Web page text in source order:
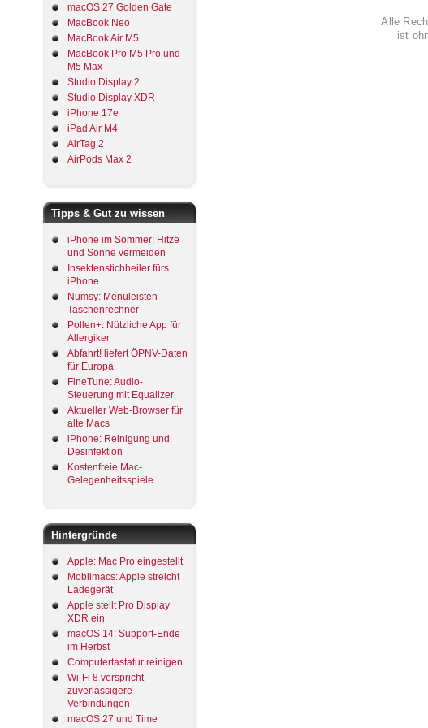
macOS 27 Golden Gate
MacBook Neo
MacBook Air M5
MacBook Pro M5 Pro und
M5 Max
Studio Display 2
Studio Display XDR
iPhone 17e
iPad Air M4
AirTag 2
AirPods Max 2
Tipps & Gut zu wissen
iPhone im Sommer: Hitze
und Sonne vermeiden
Insektenstichheiler fürs
iPhone
Numsy: Menüleisten-
Taschenrechner
Pollen+: Nützliche App für
Allergiker
Abfahrt! liefert ÖPNV-Daten
für Europa
FineTune: Audio-
Steuerung mit Equalizer
Aktueller Web-Browser für
alte Macs
iPhone: Reinigung und
Desinfektion
Kostenfreie Mac-
Gelegenheitsspiele
Hintergründe
Apple: Mac Pro eingestellt
Mobilmacs: Apple streicht
Ladegerät
Apple stellt Pro Display
XDR ein
macOS 14: Support-Ende
im Herbst
Computertastatur reinigen
Wi-Fi 8 verspricht
zuverlässigere
Verbindungen
macOS 27 und Time
Alle
ist